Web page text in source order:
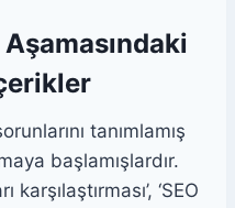
tanımlamış
başlamışlardır.
‘SEO